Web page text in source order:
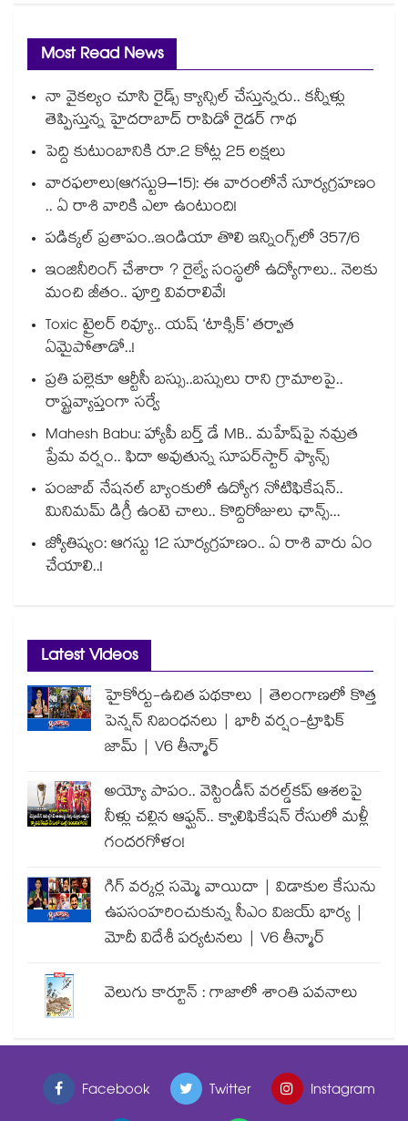
Most Read News
నా వైకల్యం చూసి రైడ్స్ క్యాన్సిల్ చేస్తున్నరు.. కన్నీళ్లు
తెప్పిస్తున్న హైదరాబాద్ రాపిడో రైడర్ గాథ
పెద్ది కుటుంబానికి రూ.2 కోట్ల 25 లక్షలు
వారఫలాలు(ఆగస్టు9–15): ఈ వారంలోనే సూర్యగ్రహణం
.. ఏ రాశి వారికి ఎలా ఉంటుంది!
పడిక్కల్‌‌ ప్రతాపం..ఇండియా తొలి ఇన్నింగ్స్‌‌లో 357/6
ఇంజినీరింగ్ చేశారా ? రైల్వే సంస్థలో ఉద్యోగాలు.. నెలకు
మంచి జీతం.. పూర్తి వివరాలివే!
Toxic ట్రైలర్ రివ్యూ.. యష్ ‘టాక్సిక్’ తర్వాత
ఏమైపోతాడో..!
ప్రతి పల్లెకూ ఆర్టీసీ బస్సు..బస్సులు రాని గ్రామాలపై..
రాష్ట్రవ్యాప్తంగా సర్వే
Mahesh Babu: హ్యాపీ బర్త్ డే MB.. మహేష్‌పై నమ్రత
ప్రేమ వర్షం.. ఫిదా అవుతున్న సూపర్‌స్టార్ ఫ్యాన్స్
పంజాబ్ నేషనల్ బ్యాంకులో ఉద్యోగ నోటిఫికేషన్..
మినిమమ్ డిగ్రీ ఉంటె చాలు.. కొద్దిరోజులు ఛాన్స్...
జ్యోతిష్యం: ఆగస్టు 12 సూర్యగ్రహణం.. ఏ రాశి వారు ఏం
చేయాలి..!
Latest Videos
హైకోర్టు-ఉచిత పథకాలు | తెలంగాణలో కొత్త
పెన్షన్ నిబంధనలు | భారీ వర్షం-ట్రాఫిక్
జామ్ | V6 తీన్మార్
అయ్యో పాపం.. వెస్టిండీస్ వరల్డ్‌కప్ ఆశలపై
నీళ్లు చల్లిన ఆఫ్ఘన్.. క్వాలిఫికేషన్ రేసులో మళ్లీ
గందరగోళం!
గిగ్ వర్కర్ల సమ్మె వాయిదా | విడాకుల కేసును
ఉపసంహరించుకున్న సీఎం విజయ్ భార్య |
మోదీ విదేశీ పర్యటనలు | V6 తీన్మార్
వెలుగు కార్టూన్ : గాజాలో శాంతి పవనాలు
Facebook Twitter Instagram